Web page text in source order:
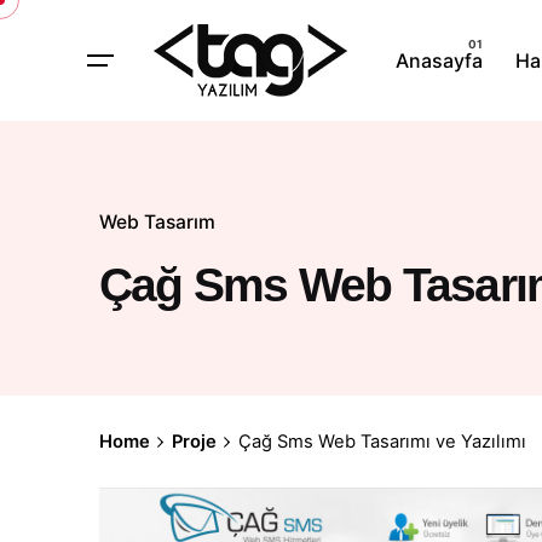
İçeriğe
Anasayfa
Web Tasarım
Çağ Sms Web
Home Proje Çağ Sms Web Tasarımı ve Yazılımı